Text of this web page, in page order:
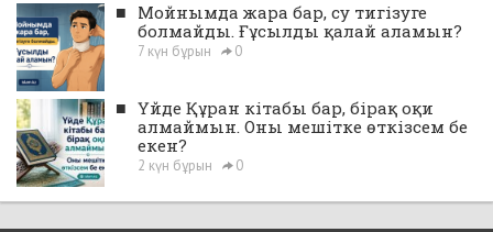
■ Мойнымда жара бар, су тигізуге
болмайды. Ғұсылды қалай аламын?
7 күн бұрын 0
■ Үйде Құран кітабы бар, бірақ оқи
алмаймын. Оны мешітке өткізсем бе
екен?
2 күн бұрын 0